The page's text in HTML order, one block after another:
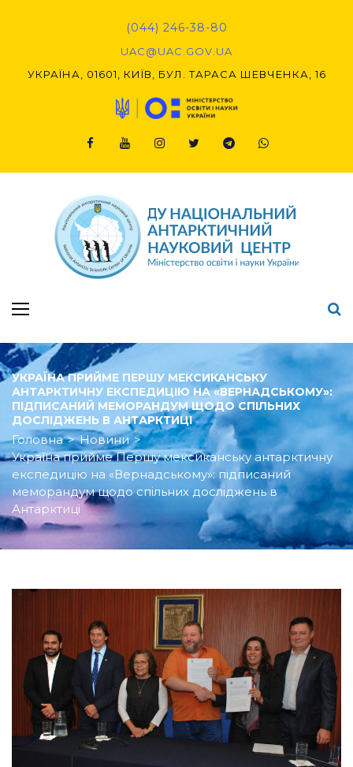
(044) 246-38-80
UAC@UAC.GOV.UA​​
УКРАЇНА, 01601, КИЇВ, БУЛ. ТАРАСА ШЕВЧЕНКА, 16
УКРАЇНА ПРИЙМЕ ПЕРШУ МЕКСИКАНСЬКУ
АНТАРКТИЧНУ ЕКСПЕДИЦІЮ НА «ВЕРНАДСЬКОМУ»:
ПІДПИСАНИЙ МЕМОРАНДУМ ЩОДО СПІЛЬНИХ
ДОСЛІДЖЕНЬ В АНТАРКТИЦІ
Головна > Новини >
Україна прийме Першу мексиканську антарктичну
експедицію на «Вернадському»: підписаний
меморандум щодо спільних досліджень в
Антарктиці